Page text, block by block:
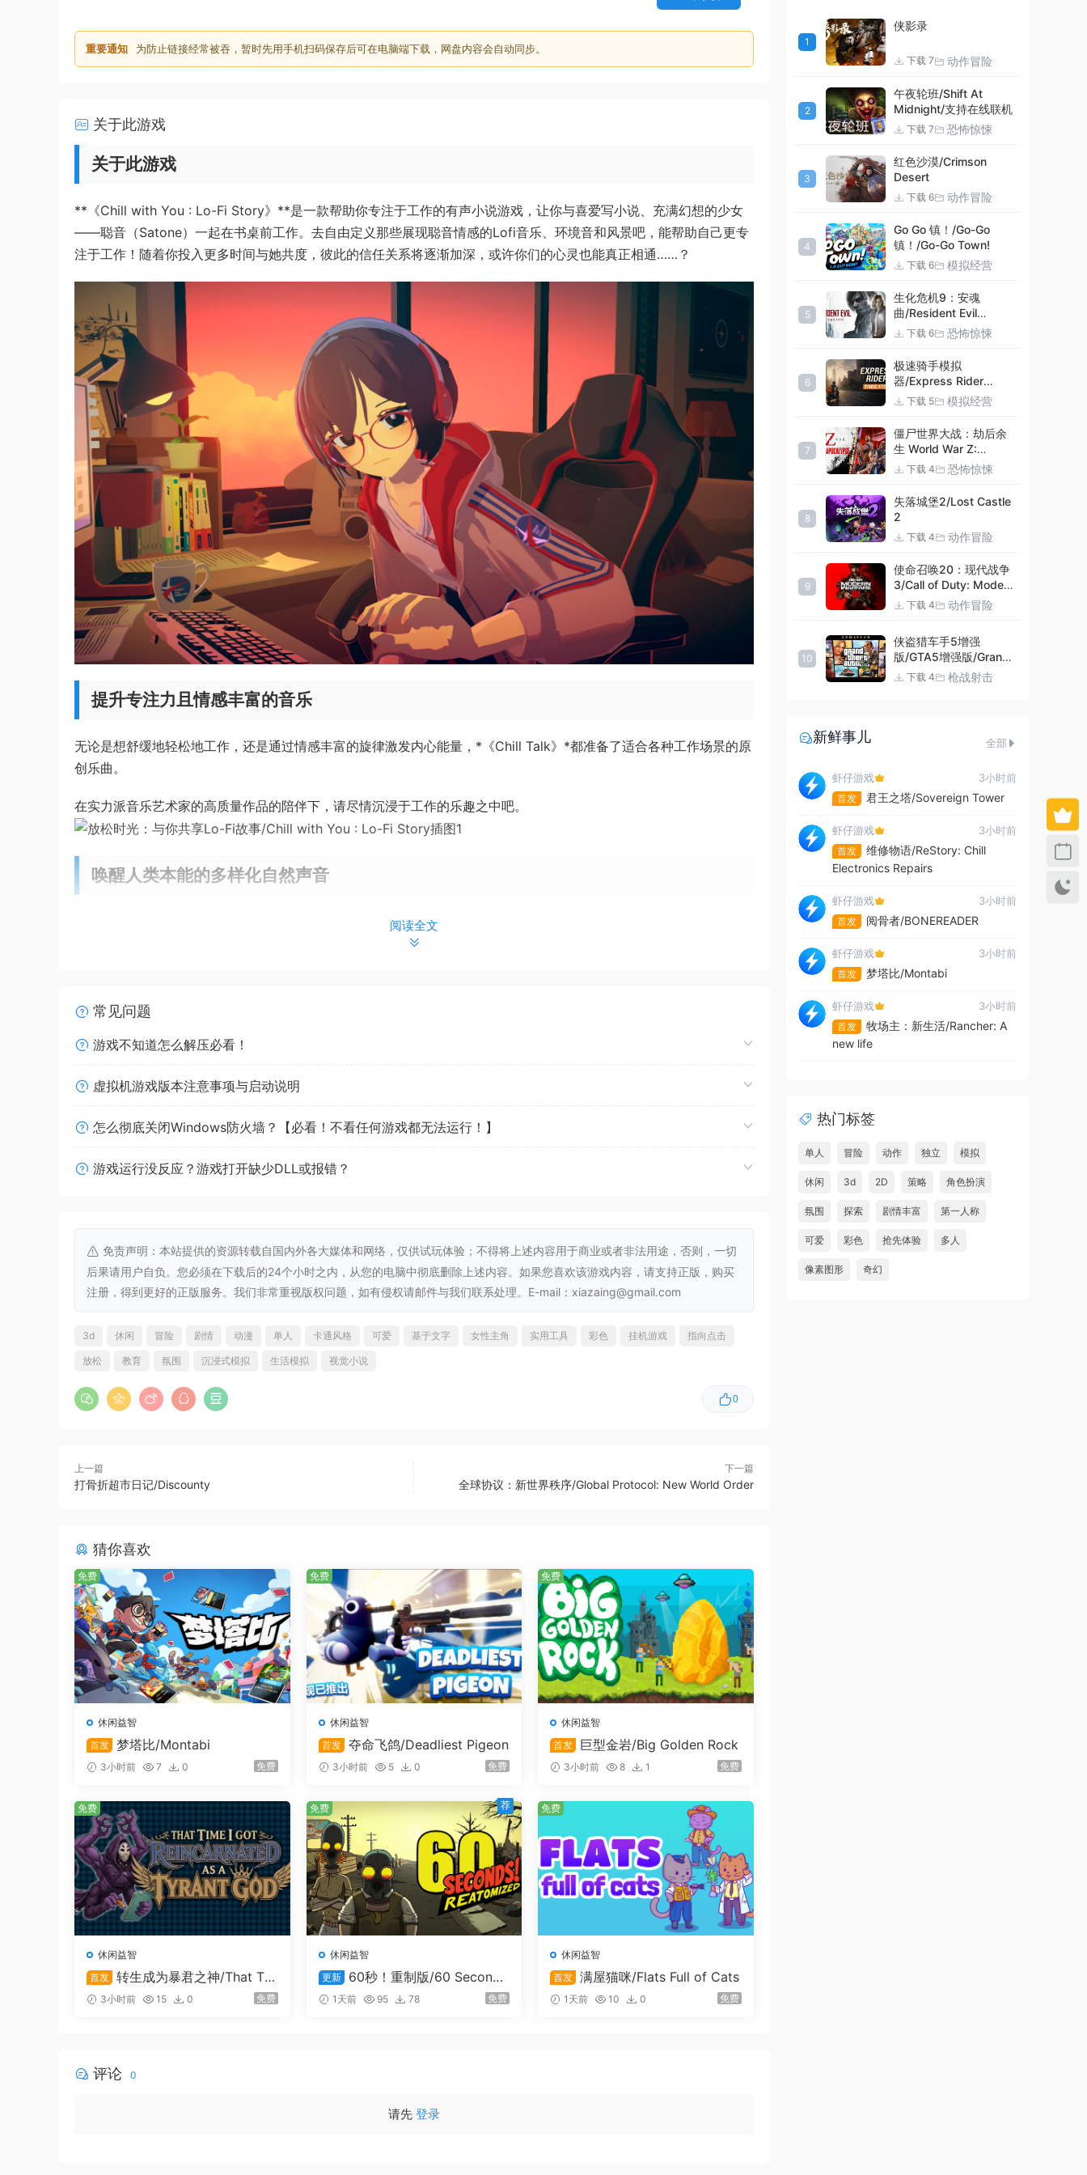
重要通知 为防止链接经常被吞，暂时先用手机扫码保存后可在电脑端下载，网盘内容会自动同步。
关于此游戏
关于此游戏
**《Chill with You : Lo-Fi Story》**是一款帮助你专注于工作的有声小说游戏，让你与喜爱写小说、充满幻想的少女
——聪音（Satone）一起在书桌前工作。去自由定义那些展现聪音情感的Lofi音乐、环境音和风景吧，能帮助自己更专
注于工作！随着你投入更多时间与她共度，彼此的信任关系将逐渐加深，或许你们的心灵也能真正相通……？
提升专注力且情感丰富的音乐
无论是想舒缓地轻松地工作，还是通过情感丰富的旋律激发内心能量，*《Chill Talk》*都准备了适合各种工作场景的原
创乐曲。
在实力派音乐艺术家的高质量作品的陪伴下，请尽情沉浸于工作的乐趣之中吧。
唤醒人类本能的多样化自然声音
有时候，关掉音乐，倾听风声、雨声等大自然的声音，让自己的神经沉浸于如置身原野般的宁静中。
专注力最大化的番茄钟计时器
文学少女聪音内心的秘密
在工作的休息时间与聪音交流吧！随着你们共度「珍贵时光」，彼此的关系将逐渐加深。当她足够信任你时，也许会对
你敞开心扉……
阅读全文
常见问题
游戏不知道怎么解压必看！
虚拟机游戏版本注意事项与启动说明
怎么彻底关闭Windows防火墙？【必看！不看任何游戏都无法运行！】
游戏运行没反应？游戏打开缺少DLL或报错？
免责声明：本站提供的资源转载自国内外各大媒体和网络，仅供试玩体验；不得将上述内容用于商业或者非法用途，否则，一切
后果请用户自负。您必须在下载后的24个小时之内，从您的电脑中彻底删除上述内容。如果您喜欢该游戏内容，请支持正版，购买
注册，得到更好的正版服务。我们非常重视版权问题，如有侵权请邮件与我们联系处理。E-mail：xiazaing@gmail.com
0
3d 休闲 冒险 剧情 动漫 单人 卡通风格 可爱 基于文字 女性主角 实用工具 彩色 挂机游戏 指向点击
放松 教育 氛围 沉浸式模拟 生活模拟 视觉小说
上一篇
打骨折超市日记/Discounty
下一篇
全球协议：新世界秩序/Global Protocol: New World Order
猜你喜欢
休闲益智
首发 梦塔比/Montabi
3小时前 7 0 免费
免费
休闲益智
首发
夺命飞鸽/Deadliest Pigeon
3小时前 5 0 免费
免费
休闲益智
首发
巨型金岩/Big Golden Rock
3小时前 8 1 免费
免费
休闲益智
首发 转生成为暴君之神/That Ti
me I Got Reincarnated as a Tyr
3小时前 15 0 免费
免费
休闲益智
更新
60秒！重制版/60 Second
s! Reatomized
1天前 95 78 免费
免费 荐
休闲益智
首发
满屋猫咪/Flats Full of Cats
1天前 10 0 免费
免费
评论 0
请先 登录
1
侠影录
下载 7 动作冒险
2
午夜轮班/Shift At
Midnight/支持在线联机
下载 7 恐怖惊悚
3
红色沙漠/Crimson
Desert
下载 6 动作冒险
4
Go Go 镇！/Go-Go
镇！/Go-Go Town!
下载 6 模拟经营
5
生化危机9：安魂
曲/Resident Evil
Requiem
下载 6 恐怖惊悚
6
极速骑手模拟
器/Express Rider
Simulator
下载 5 模拟经营
7
僵尸世界大战：劫后余
生 World War Z:
Aftermath |官方中文
09.27.24 v20240924
集成DLCs 赠多项修改器
+赠999等级.荣誉技能.
紫色荣誉头框.荣誉枪械
技能.解锁存档 解压即玩
下载 4 恐怖惊悚
8
失落城堡2/Lost Castle
2
下载 4 动作冒险
9
使命召唤20：现代战争
3/Call of Duty: Modern
Warfare III
下载 4 动作冒险
10
侠盗猎车手5增强
版/GTA5增强版/Grand
Theft Auto V
下载 4 枪战射击
新鲜事儿 全部
虾仔游戏 3小时前
首发 君王之塔/Sovereign Tower
虾仔游戏 3小时前
首发
维修物语/ReStory: Chill
Electronics Repairs
虾仔游戏 3小时前
首发 阅骨者/BONEREADER
虾仔游戏 3小时前
首发 梦塔比/Montabi
虾仔游戏 3小时前
首发
牧场主：新生活/Rancher: A
new life
虾仔游戏
首发 故事编织者/Talespinner
虾仔游戏 3小时前
Turret Simulator
首发 巨型金岩/Big Golden Rock
热门标签
单人 冒险 动作 独立 模拟
休闲 3d 2D 策略 角色扮演
氛围 探索 剧情丰富 第一人称
可爱 彩色 抢先体验 多人
像素图形 奇幻